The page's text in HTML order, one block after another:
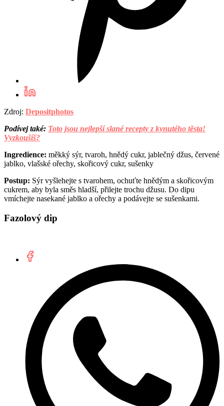
Zdroj: Depositphotos
Podívej také: Toto jsou nejlepší slané recepty z kynutého těsta!
Vyzkoušíš?
Ingredience: měkký sýr, tvaroh, hnědý cukr, jablečný džus, červené
jablko, vlašské ořechy, skořicový cukr, sušenky
Postup: Sýr vyšlehejte s tvarohem, ochuťte hnědým a skořicovým
cukrem, aby byla směs hladší, přilejte trochu džusu. Do dipu
vmíchejte nasekané jablko a ořechy a podávejte se sušenkami.
Fazolový dip